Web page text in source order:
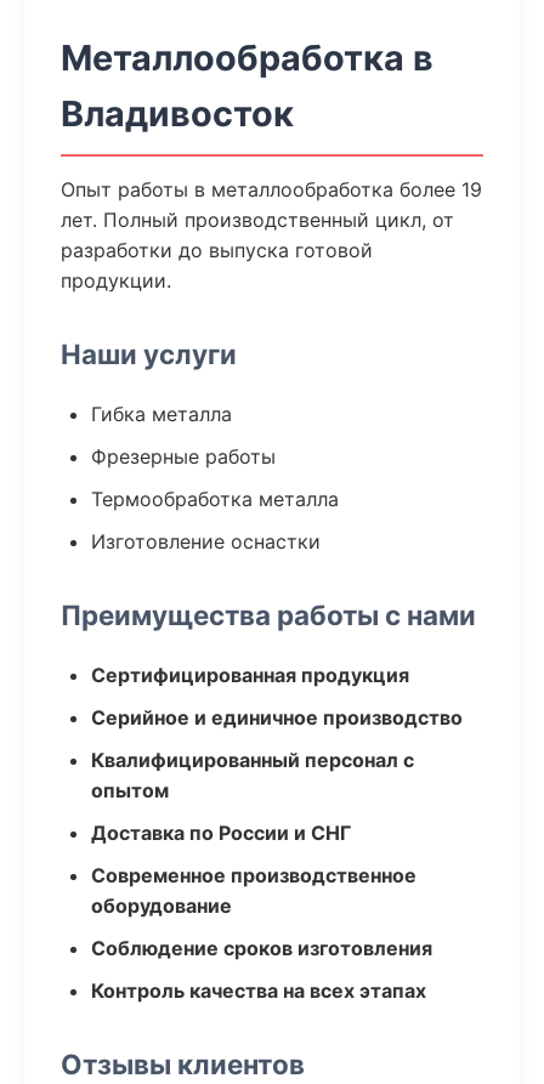
Металлообработка в
Владивосток
Опыт работы в металлообработка более 19
лет. Полный производственный цикл, от
разработки до выпуска готовой
продукции.
Наши услуги
Гибка металла
Фрезерные работы
Термообработка металла
Изготовление оснастки
Преимущества работы с нами
Сертифицированная продукция
Серийное и единичное производство
Квалифицированный персонал с
опытом
Доставка по России и СНГ
Современное производственное
оборудование
Соблюдение сроков изготовления
Контроль качества на всех этапах
Отзывы клиентов